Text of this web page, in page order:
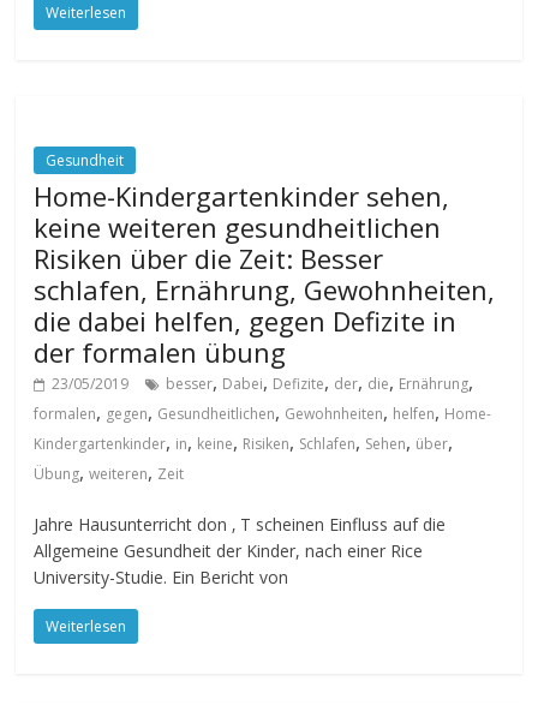
Weiterlesen
Gesundheit
Home-Kindergartenkinder sehen,
keine weiteren gesundheitlichen
Risiken über die Zeit: Besser
schlafen, Ernährung, Gewohnheiten,
die dabei helfen, gegen Defizite in
der formalen übung
23/05/2019 besser, Dabei, Defizite, der, die, Ernährung,
formalen, gegen, Gesundheitlichen, Gewohnheiten, helfen, Home-
Kindergartenkinder, in, keine, Risiken, Schlafen, Sehen, über,
Übung,weiteren, Zeit
Jahre Hausunterricht don ‚ T scheinen Einfluss auf die
Allgemeine Gesundheit der Kinder, nach einer Rice
University-Studie. Ein Bericht von
Weiterlesen